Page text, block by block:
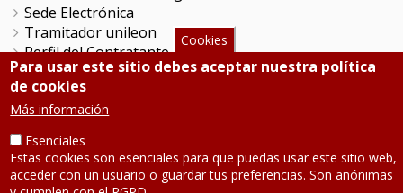
Sede Electrónica
Tramitador unileon
Perfil del Contratante
Portal del Empleado
Servicio de Informática y Comunicaciones
SÍGUENOS
Teléfono: 987 291 000
Cookies
Para usar este sitio debes aceptar nuestra política
de cookies
Más información
Esenciales
Estas cookies son esenciales para que puedas usar este sitio web,
acceder con un usuario o guardar tus preferencias. Son anónimas